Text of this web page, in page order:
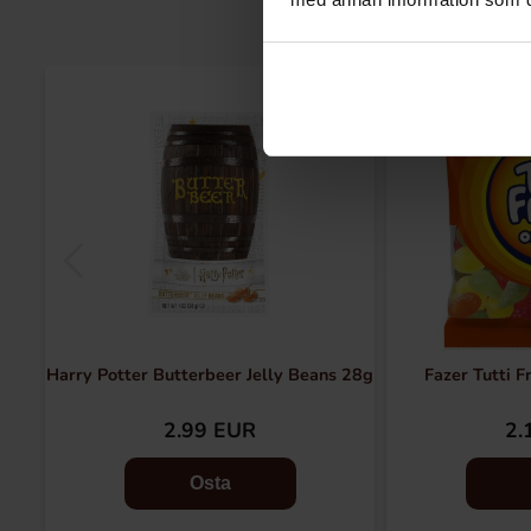
Harry Potter Butterbeer Jelly Beans 28g
2.99 EUR
Osta
Fazer Tutti